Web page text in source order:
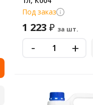
Под заказ
1 223 ₽ за шт.
- +